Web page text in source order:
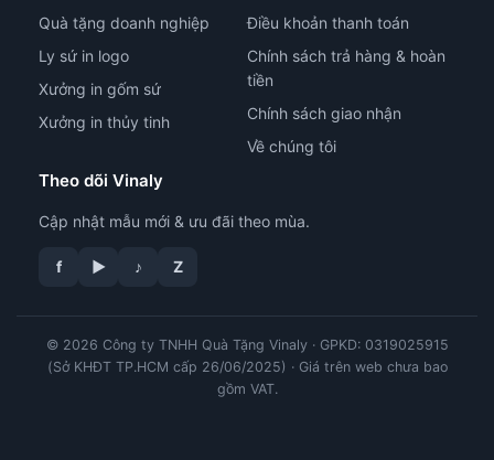
Quà tặng doanh nghiệp
Ly sứ in logo
Xưởng in gốm sứ
Xưởng in thủy tinh
Điều khoản thanh toán
Chính sách trả hàng & hoàn
tiền
Chính sách giao nhận
Về chúng tôi
Theo dõi Vinaly
Cập nhật mẫu mới & ưu đãi theo mùa.
f ▶ ♪ Z
© 2026 Công ty TNHH Quà Tặng Vinaly · GPKD: 0319025915
(Sở KHĐT TP.HCM cấp 26/06/2025) · Giá trên web chưa bao
gồm VAT.